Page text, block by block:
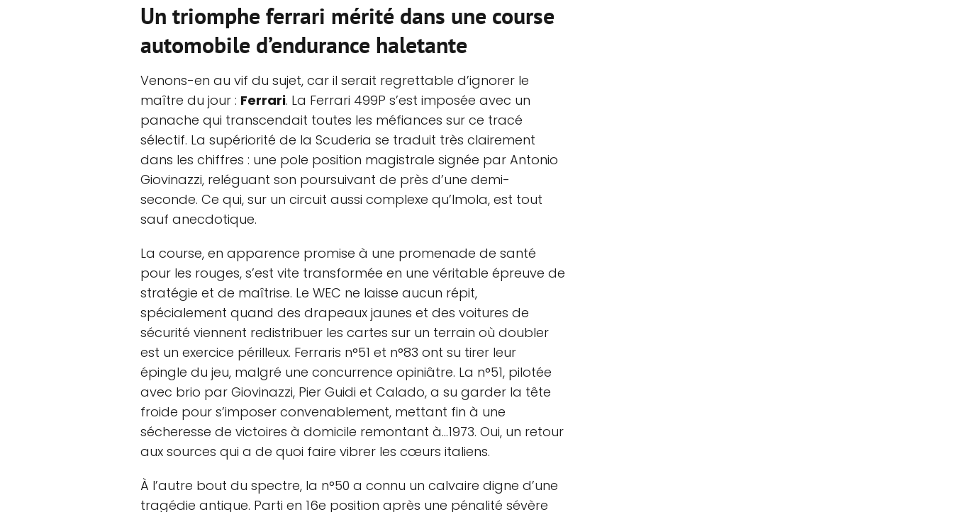
Un triomphe ferrari mérité dans une course
automobile d’endurance haletante
Venons-en au vif du sujet, car il serait regrettable d’ignorer le
maître du jour : Ferrari. La Ferrari 499P s’est imposée avec un
panache qui transcendait toutes les méfiances sur ce tracé
sélectif. La supériorité de la Scuderia se traduit très clairement
dans les chiffres : une pole position magistrale signée par Antonio
Giovinazzi, reléguant son poursuivant de près d’une demi-
seconde. Ce qui, sur un circuit aussi complexe qu’Imola, est tout
sauf anecdotique.
La course, en apparence promise à une promenade de santé
pour les rouges, s’est vite transformée en une véritable épreuve de
stratégie et de maîtrise. Le WEC ne laisse aucun répit,
spécialement quand des drapeaux jaunes et des voitures de
sécurité viennent redistribuer les cartes sur un terrain où doubler
est un exercice périlleux. Ferraris n°51 et n°83 ont su tirer leur
épingle du jeu, malgré une concurrence opiniâtre. La n°51, pilotée
avec brio par Giovinazzi, Pier Guidi et Calado, a su garder la tête
froide pour s’imposer convenablement, mettant fin à une
sécheresse de victoires à domicile remontant à...1973. Oui, un retour
aux sources qui a de quoi faire vibrer les cœurs italiens.
À l’autre bout du spectre, la n°50 a connu un calvaire digne d’une
tragédie antique. Parti en 16e position après une pénalité sévère